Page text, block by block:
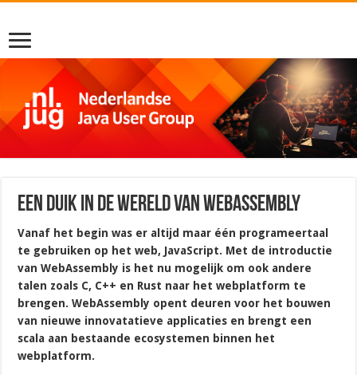
Een duik in de wereld van WebAssembly
Vanaf het begin was er altijd maar één programeertaal
te gebruiken op het web, JavaScript. Met de introductie
van WebAssembly is het nu mogelijk om ook andere
talen zoals C, C++ en Rust naar het webplatform te
brengen. WebAssembly opent deuren voor het bouwen
van nieuwe innovatatieve applicaties en brengt een
scala aan bestaande ecosystemen binnen het
webplatform.